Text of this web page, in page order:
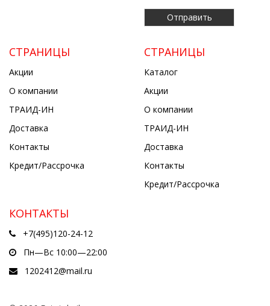
СТРАНИЦЫ
Акции
О компании
ТРАИД-ИН
Доставка
Контакты
Кредит/Рассрочка
СТРАНИЦЫ
Каталог
Акции
О компании
ТРАИД-ИН
Доставка
Контакты
Кредит/Рассрочка
КОНТАКТЫ
+7(495)120-24-12
Пн—Вс 10:00—22:00
1202412@mail.ru